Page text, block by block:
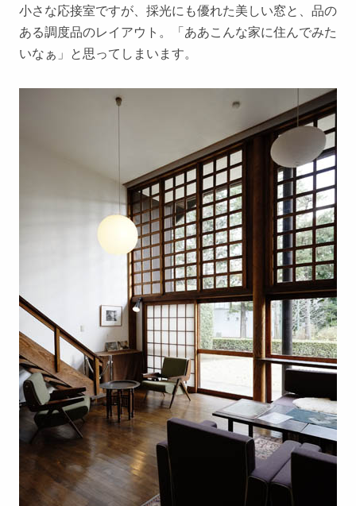
小さな応接室ですが、採光にも優れた美しい窓と、品の
ある調度品のレイアウト。「ああこんな家に住んでみた
いなぁ」と思ってしまいます。